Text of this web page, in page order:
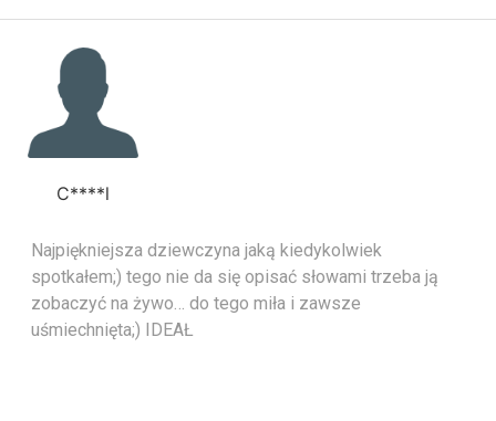
C****l
Najpiękniejsza dziewczyna jaką kiedykolwiek
spotkałem;) tego nie da się opisać słowami trzeba ją
zobaczyć na żywo… do tego miła i zawsze
uśmiechnięta;) IDEAŁ